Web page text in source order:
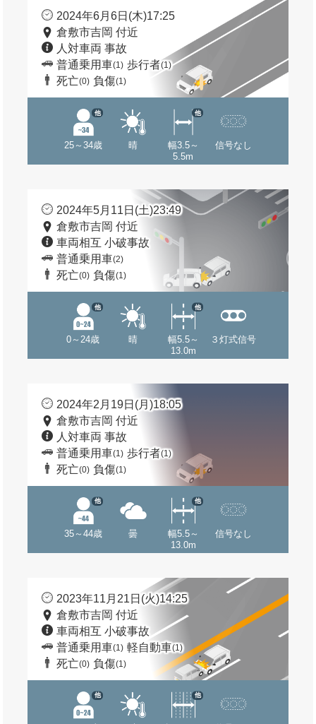
2024年6月6日(木)17:25
倉敷市吉岡 付近
人対車両 事故
普通乗用車(1) 歩行者(1)
死亡(0) 負傷(1)
25～34歳
他
晴
幅3.5～
5.5m
他
信号なし
2024年5月11日(土)23:49
倉敷市吉岡 付近
車両相互 小破事故
普通乗用車(2)
死亡(0) 負傷(1)
0～24歳
他
晴
幅5.5～
13.0m
他
３灯式信号
2024年2月19日(月)18:05
倉敷市吉岡 付近
人対車両 事故
普通乗用車(1) 歩行者(1)
死亡(0) 負傷(1)
35～44歳
他
曇
幅5.5～
13.0m
他
信号なし
2023年11月21日(火)14:25
倉敷市吉岡 付近
車両相互 小破事故
普通乗用車(1) 軽自動車(1)
死亡(0) 負傷(1)
他 他